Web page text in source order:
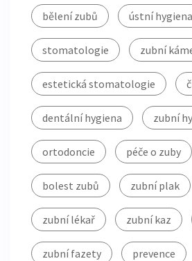
bělení zubů ústní hygiena
stomatologie zubní
estetická stomatologie
dentální hygiena zubní
ortodoncie péče o zuby
bolest zubů zubní plak
zubní lékař zubní kaz
zubní fazety prevence